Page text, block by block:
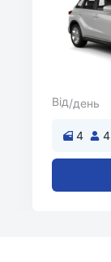
Від/день
4 4